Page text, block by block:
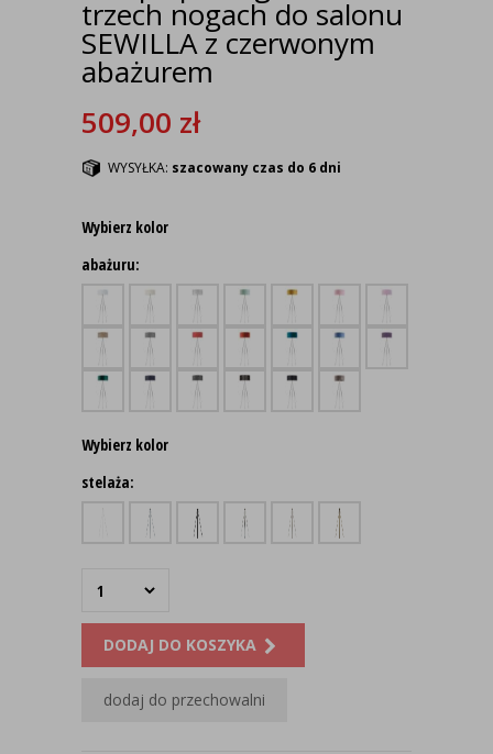
trzech nogach do salonu
SEWILLA z czerwonym
abażurem
509,00 zł
WYSYŁKA: szacowany czas do 6 dni
Wybierz kolor
abażuru:
Wybierz kolor
stelaża:
DODAJ DO KOSZYKA
dodaj do przechowalni